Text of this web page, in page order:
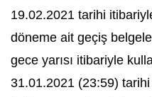
19.02.2021 tarihi
döneme ait geçiş
gece yarısı itibariyle
31.01.2021 (23:59) tarihi